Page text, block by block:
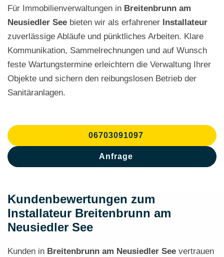
Für Immobilienverwaltungen in Breitenbrunn am
Neusiedler See bieten wir als erfahrener Installateur
zuverlässige Abläufe und pünktliches Arbeiten. Klare
Kommunikation, Sammelrechnungen und auf Wunsch
feste Wartungstermine erleichtern die Verwaltung Ihrer
Objekte und sichern den reibungslosen Betrieb der
Sanitäranlagen.
06703091097
Anfrage
Kundenbewertungen zum
Installateur Breitenbrunn am
Neusiedler See
Kunden in Breitenbrunn am Neusiedler See vertrauen